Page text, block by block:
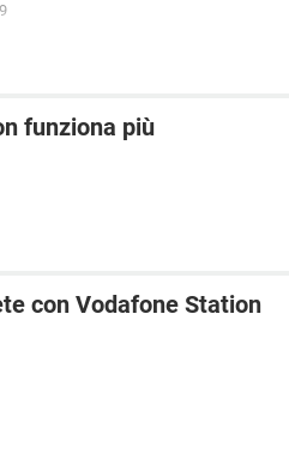
funziona più
con Vodafone Station